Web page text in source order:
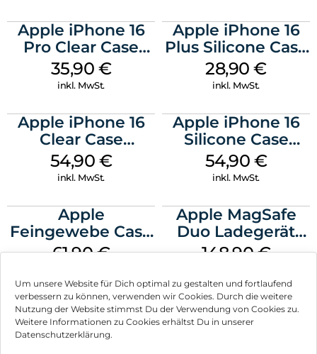
Um unsere Website für Dich optimal zu gestalten und fortlaufend
verbessern zu können, verwenden wir Cookies. Durch die weitere
Nutzung der Website stimmst Du der Verwendung von Cookies zu.
Weitere Informationen zu Cookies erhältst Du in unserer
Datenschutzerklärung.
Apple iPhone 16
Pro Clear Case
MagSafe
Transparent
35,90 €
inkl. MwSt.
Apple iPhone 16
Plus Silicone Case
MagSafe Black
28,90€
inkl. MwSt.
Apple iPhone 16
Clear Case
MagSafe
Transparent
54,90 €
inkl. MwSt.
Apple iPhone 16
Silicone Case
MagSafe Black
54,90 €
inkl. MwSt.
Apple
Feingewebe Case
iPhone 15 Pro
61,90€
Apple MagSafe
Duo Ladegerät
Weiß
148,90€